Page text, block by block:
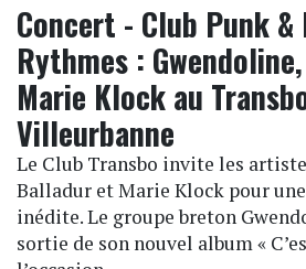
Concert - Club Punk
Rythmes :
Marie Klock au
Villeurbanne
Le Club Transbo invite les
Balladur et Marie Klock pour
inédite. Le groupe breton
sortie de son nouvel album «